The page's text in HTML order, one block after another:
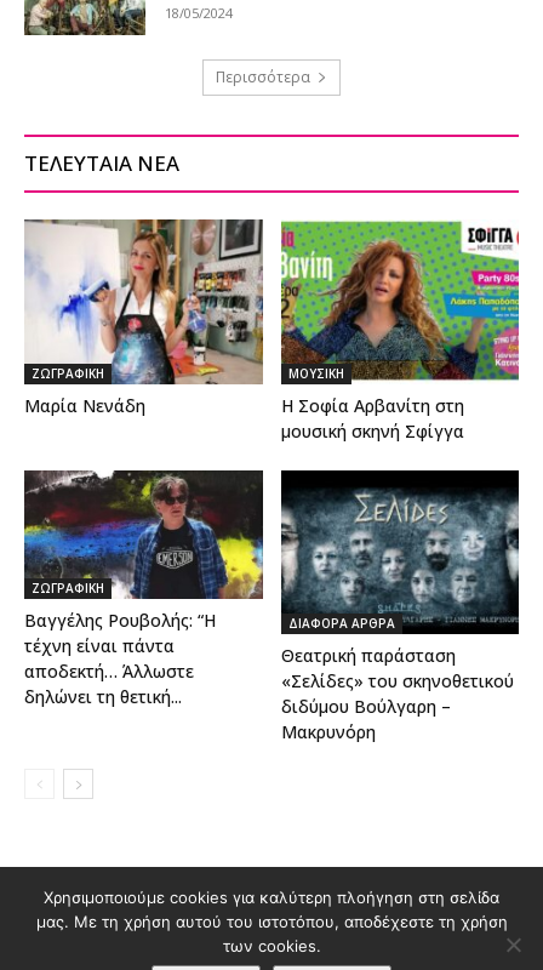
18/05/2024
Περισσότερα
ΤΕΛΕΥΤΑΙΑ ΝΕΑ
ΖΩΓΡΑΦΙΚΗ
Μαρία Νενάδη
ΜΟΥΣΙΚΗ
Η Σοφία Αρβανίτη στη
μουσική σκηνή Σφίγγα
ΖΩΓΡΑΦΙΚΗ
Βαγγέλης Ρουβολής: “Η
τέχνη είναι πάντα
αποδεκτή… Άλλωστε
δηλώνει τη θετική...
ΔΙΑΦΟΡΑ ΑΡΘΡΑ
Θεατρική παράσταση
«Σελίδες» του σκηνοθετικού
διδύμου Βούλγαρη –
Μακρυνόρη
Διαφημιστείτε στο Polis Magazino
Όροι χρήσης & Πολιτική Προστασίας Προσωπικών Δεδομένων
Επικοινωνία
Χρησιμοποιούμε cookies για καλύτερη πλοήγηση στη σελίδα
μας. Με τη χρήση αυτού του ιστοτόπου, αποδέχεστε τη χρήση
των cookies.